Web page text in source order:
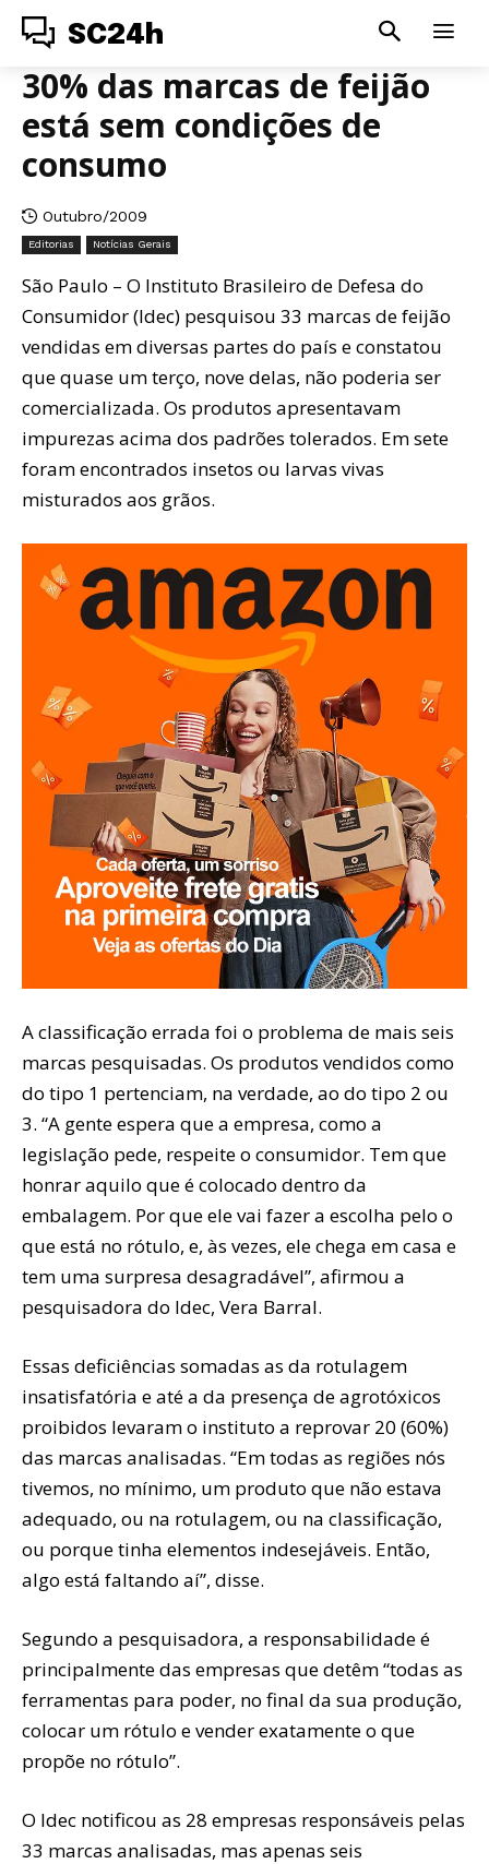
SC24h
30% das marcas de feijão
está sem condições de
consumo
Outubro/2009
Editorias Notícias Gerais
São Paulo – O Instituto Brasileiro de Defesa do
Consumidor (Idec) pesquisou 33 marcas de feijão
vendidas em diversas partes do país e constatou
que quase um terço, nove delas, não poderia ser
comercializada. Os produtos apresentavam
impurezas acima dos padrões tolerados. Em sete
foram encontrados insetos ou larvas vivas
misturados aos grãos.
A classificação errada foi o problema de mais seis
marcas pesquisadas. Os produtos vendidos como
do tipo 1 pertenciam, na verdade, ao do tipo 2 ou
3. “A gente espera que a empresa, como a
legislação pede, respeite o consumidor. Tem que
honrar aquilo que é colocado dentro da
embalagem. Por que ele vai fazer a escolha pelo o
que está no rótulo, e, às vezes, ele chega em casa e
tem uma surpresa desagradável”, afirmou a
pesquisadora do Idec, Vera Barral.
Essas deficiências somadas as da rotulagem
insatisfatória e até a da presença de agrotóxicos
proibidos levaram o instituto a reprovar 20 (60%)
das marcas analisadas. “Em todas as regiões nós
tivemos, no mínimo, um produto que não estava
adequado, ou na rotulagem, ou na classificação,
ou porque tinha elementos indesejáveis. Então,
algo está faltando aí”, disse.
Segundo a pesquisadora, a responsabilidade é
principalmente das empresas que detêm “todas as
ferramentas para poder, no final da sua produção,
colocar um rótulo e vender exatamente o que
propõe no rótulo”.
O Idec notificou as 28 empresas responsáveis pelas
33 marcas analisadas, mas apenas seis